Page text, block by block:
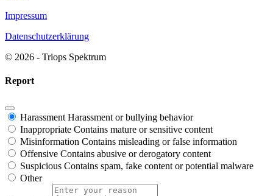
Impressum
Datenschutzerklärung
© 2026 - Triops Spektrum
Report
Harassment Harassment or bullying behavior
Inappropriate Contains mature or sensitive content
Misinformation Contains misleading or false information
Offensive Contains abusive or derogatory content
Suspicious Contains spam, fake content or potential malware
Other